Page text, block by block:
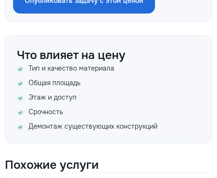
Что влияет на цену
Тип и качество материала
Общая площадь
Этаж и доступ
Срочность
Демонтаж существующих конструкций
Похожие услуги